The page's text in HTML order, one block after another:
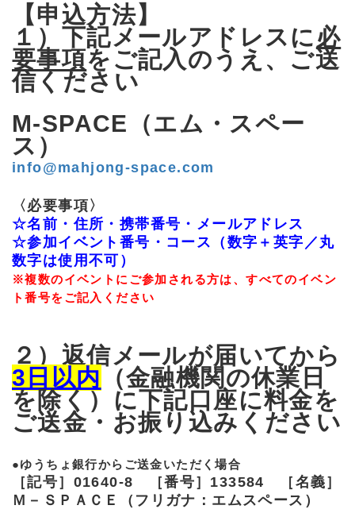
【申込方法】
１）下記メールアドレスに必
要事項をご記入のうえ、ご送
信ください
M-SPACE（エム・スペー
ス）
info@mahjong-space.com
〈必要事項〉
☆名前・住所・携帯番号・メールアドレス
☆参加イベント番号・コース（数字＋英字／丸
数字は使用不可）
※複数のイベントにご参加される方は、すべてのイベン
ト番号をご記入ください
２）返信メールが届いてから
3日以内 （金融機関の休業日
を除く）に下記口座に料金を
ご送金・お振り込みください
●ゆうちょ銀行からご送金いただく場合
［記号］01640-8 ［番号］133584 ［名義］
Ｍ－ＳＰＡＣＥ（フリガナ：エムスペース）